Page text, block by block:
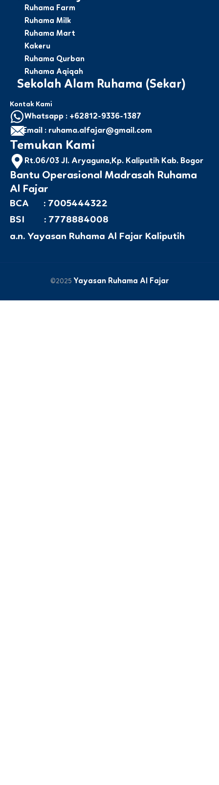
Ruhama Farm
Ruhama Milk
Ruhama Mart
Kakeru
Ruhama Qurban
Ruhama Aqiqah
Sekolah Alam Ruhama (Sekar)
Kontak Kami
Whatsapp : +62812-9336-1387
Email : ruhama.alfajar@gmail.com
Temukan Kami
Rt.06/03 Jl. Aryaguna,Kp. Kaliputih Kab. Bogor
Bantu Operasional Madrasah Ruhama
Al Fajar
BCA : 7005444322
BSI : 7778884008
a.n. Yayasan Ruhama Al Fajar Kaliputih
©2025 Yayasan Ruhama Al Fajar